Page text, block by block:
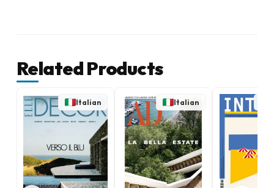
Related Products
Italian Italian